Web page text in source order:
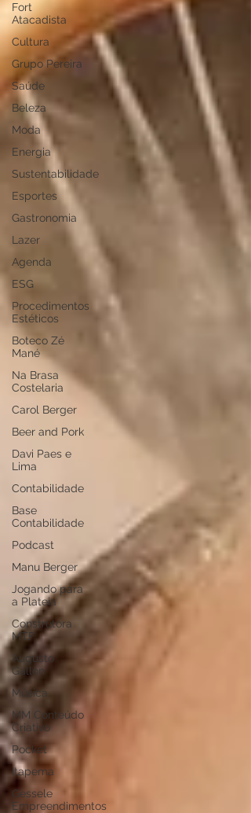
Fort
Atacadista
Cultura
Grupo Pereira
Saúde
Beleza
Moda
Energia
Sustentabilidade
Esportes
Gastronomia
Lazer
Agenda
ESG
Procedimentos
Estéticos
Boteco Zé
Mané
Na Brasa
Costelaria
Carol Berger
Beer and Pork
Davi Paes e
Lima
Contabilidade
Base
Contabilidade
Podcast
Manu Berger
Jogando para
a Plateia
Construtora
MTF
Augusto
Gallon
Música
MM Conteúdo
Criativo
Pocket
Itapema
Gessele
Empreendimentos